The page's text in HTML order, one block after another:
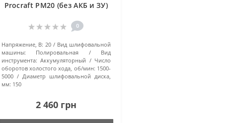
Procraft PM20 (без АКБ и ЗУ)
0
Напряжение, В: 20
Вид шлифовальной
машины:
Полировальная
Вид
инструмента: Аккумуляторный
Число
оборотов холостого хода, об/мин: 1500-
5000
Диаметр шлифовальной диска,
мм: 150
2 460 грн